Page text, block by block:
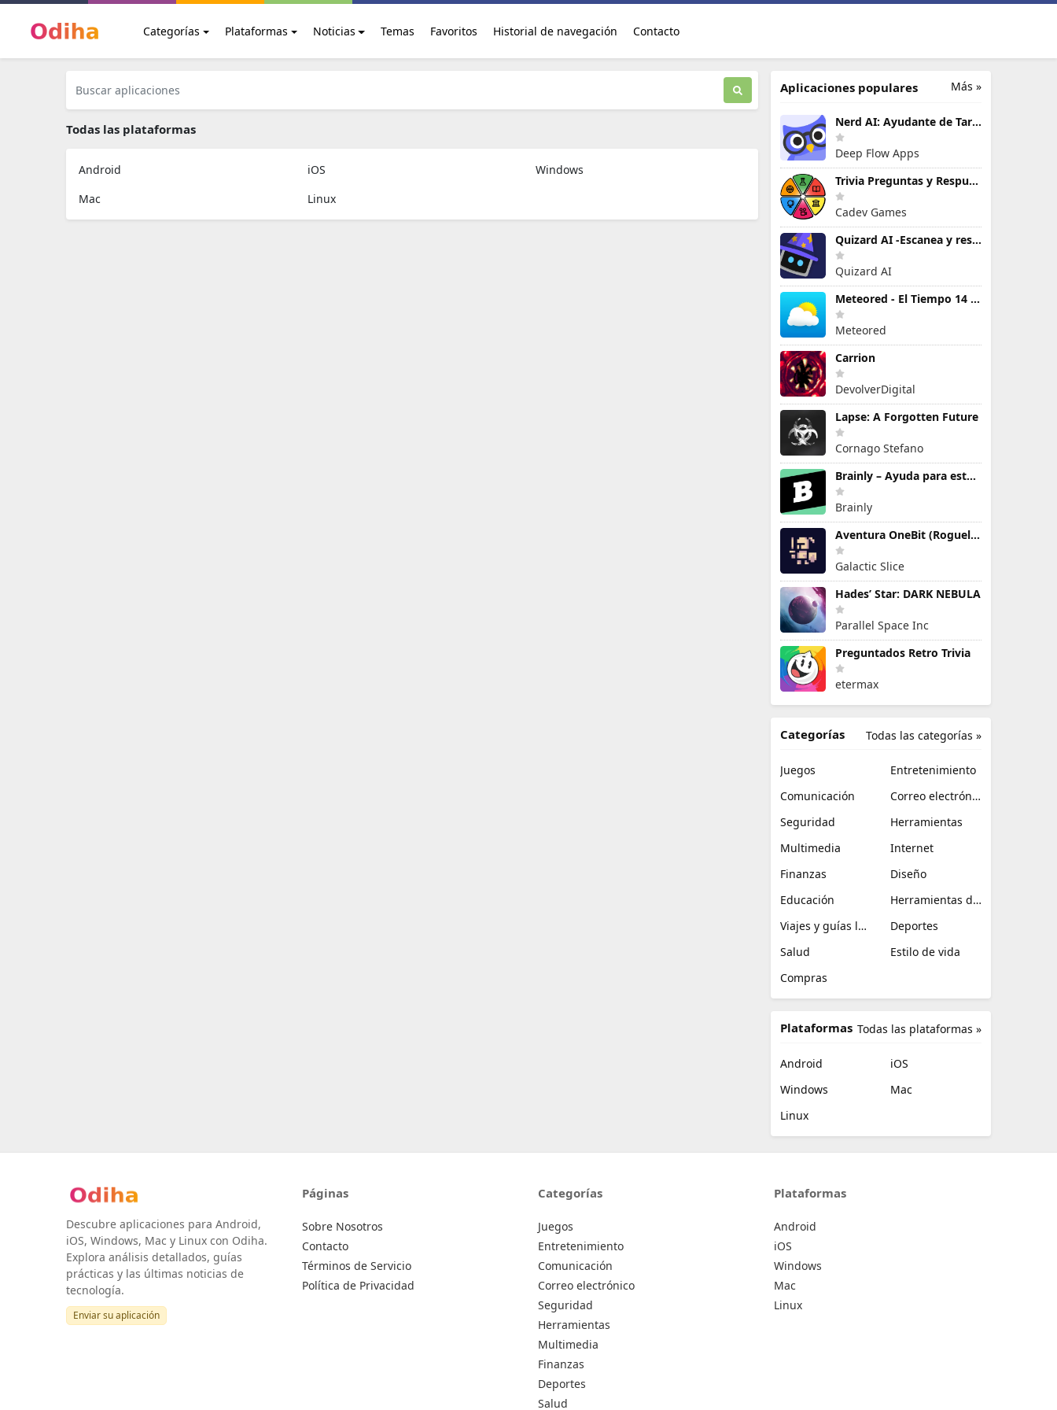
Categorías Plataformas Noticias Temas Favoritos Historial de navegación Contacto
Todas las plataformas
Android iOS
Windows
Mac
Linux
Más »
Aplicaciones populares
Nerd AI: Ayudante de Tareas IA
Deep Flow Apps
Trivia Preguntas y Respuestas
Cadev Games
Quizard AI -Escanea y resuelve
Quizard AI
Meteored - El Tiempo 14 Días
Meteored
Carrion
DevolverDigital
Lapse: A Forgotten Future
Cornago Stefano
Brainly – Ayuda para estudiar
Brainly
Aventura OneBit (Roguelike)
Galactic Slice
Hades’ Star: DARK NEBULA
Parallel Space Inc
Preguntados Retro Trivia
etermax
Todas las categorías »
Categorías
Juegos
Entretenimiento
Comunicación
Correo electrónico
Seguridad
Herramientas
Multimedia
Internet
Finanzas
Diseño
Educación
Herramientas de TI
Viajes y guías locales
Deportes
Salud
Estilo de vida
Compras
Todas las plataformas »
Plataformas
Android
iOS
Windows
Mac
Linux
Descubre aplicaciones para Android,
iOS, Windows, Mac y Linux con Odiha.
Explora análisis detallados, guías
prácticas y las últimas noticias de
tecnología.
Enviar su aplicación
Páginas
Sobre Nosotros
Contacto
Términos de Servicio
Política de Privacidad
Categorías
Juegos
Entretenimiento
Comunicación
Correo electrónico
Seguridad
Herramientas
Multimedia
Finanzas
Deportes
Salud
Plataformas
Android
iOS
Windows
Mac
Linux